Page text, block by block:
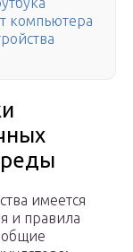
компьютера
имеется
и правила
общие